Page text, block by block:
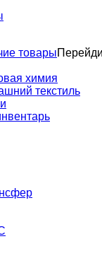
товары
химия
текстиль